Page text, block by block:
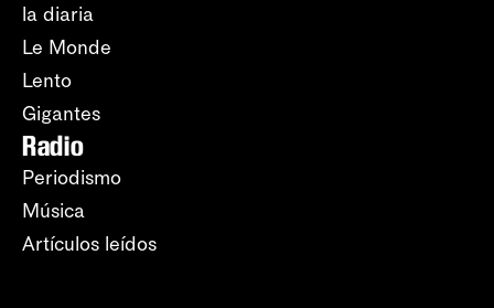
la diaria
Le Monde
Lento
Gigantes
Radio
Periodismo
Música
Artículos leídos